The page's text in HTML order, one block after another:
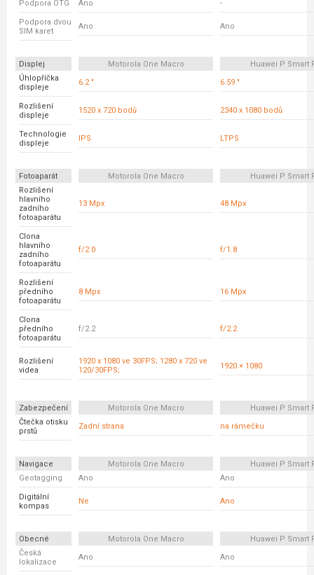
Podpora OTG Ano -
Podpora dvou
SIM karet
Ano Ano
Displej Motorola One Macro
Huawei P Smart
Úhlopříčka
displeje
6.2 " 6.59 "
Rozlišení
displeje
1520 x 720 bodů 2340 x 1080 bodů
Technologie
displeje
IPS LTPS
Fotoaparát Motorola One Macro
Huawei P Smart
Rozlišení
hlavního
zadního
fotoaparátu
13 Mpx 48 Mpx
Clona
hlavního
zadního
fotoaparátu
f/2.0 f/1.8
Rozlišení
předního
fotoaparátu
8 Mpx 16 Mpx
Clona
předního
fotoaparátu
f/2.2 f/2.2
Rozlišení
videa
1920 x 1080 ve 30FPS; 1280 x 720 ve
120/30FPS;
1920 × 1080
Zabezpečení Motorola One Macro
Huawei P Smart
Čtečka otisku
prstů
Zadní strana na rámečku
Navigace Motorola One Macro
Huawei P Smart
Geotagging
Ano Ano
Digitální
kompas
Ne Ano
Obecné Motorola One Macro
Huawei P Smart
Česká
lokalizace
Ano Ano